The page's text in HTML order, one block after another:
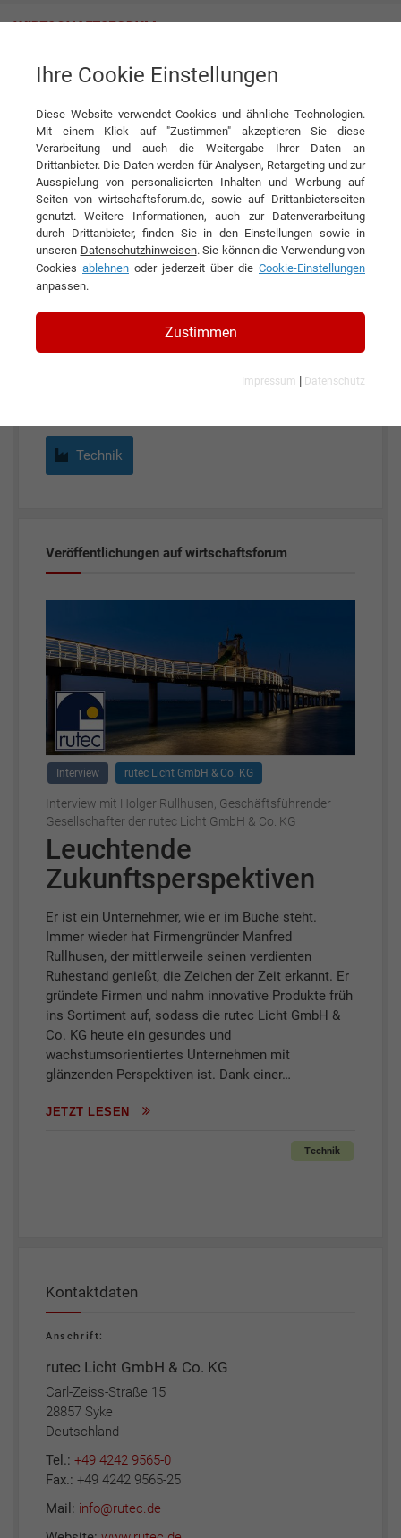
rutec Licht GmbH & Co. KG
KONTAKT
rutec Licht GmbH & Co. KG
Technik
Veröffentlichungen auf wirtschaftsforum
Interview rutec Licht GmbH & Co. KG
Interview mit Holger Rullhusen, Geschäftsführender
Gesellschafter der rutec Licht GmbH & Co. KG
Leuchtende
Zukunftsperspektiven
Er ist ein Unternehmer, wie er im Buche steht.
Immer wieder hat Firmengründer Manfred
Rullhusen, der mittlerweile seinen verdienten
Ruhestand genießt, die Zeichen der Zeit erkannt. Er
gründete Firmen und nahm innovative Produkte früh
ins Sortiment auf, sodass die rutec Licht GmbH &
Co. KG heute ein gesundes und
wachstumsorientiertes Unternehmen mit
glänzenden Perspektiven ist. Dank einer…
JETZT LESEN
Technik
Kontaktdaten
Anschrift:
rutec Licht GmbH & Co. KG
Carl-Zeiss-Straße 15
28857 Syke
Deutschland
Tel.: +49 4242 9565-0
Fax.: +49 4242 9565-25
Mail: info@rutec.de
Ihre Cookie Einstellungen
Diese Website verwendet Cookies und ähnliche Technologien.
Mit einem Klick auf "Zustimmen" akzeptieren Sie diese
Verarbeitung und auch die Weitergabe Ihrer Daten an
Drittanbieter. Die Daten werden für Analysen, Retargeting und zur
Ausspielung von personalisierten Inhalten und Werbung auf
Seiten von wirtschaftsforum.de, sowie auf Drittanbieterseiten
genutzt. Weitere Informationen, auch zur Datenverarbeitung
durch Drittanbieter, finden Sie in den Einstellungen sowie in
unseren Datenschutzhinweisen. Sie können die Verwendung von
Cookies ablehnen oder jederzeit über die Cookie-Einstellungen
anpassen.
Zustimmen
Impressum | Datenschutz